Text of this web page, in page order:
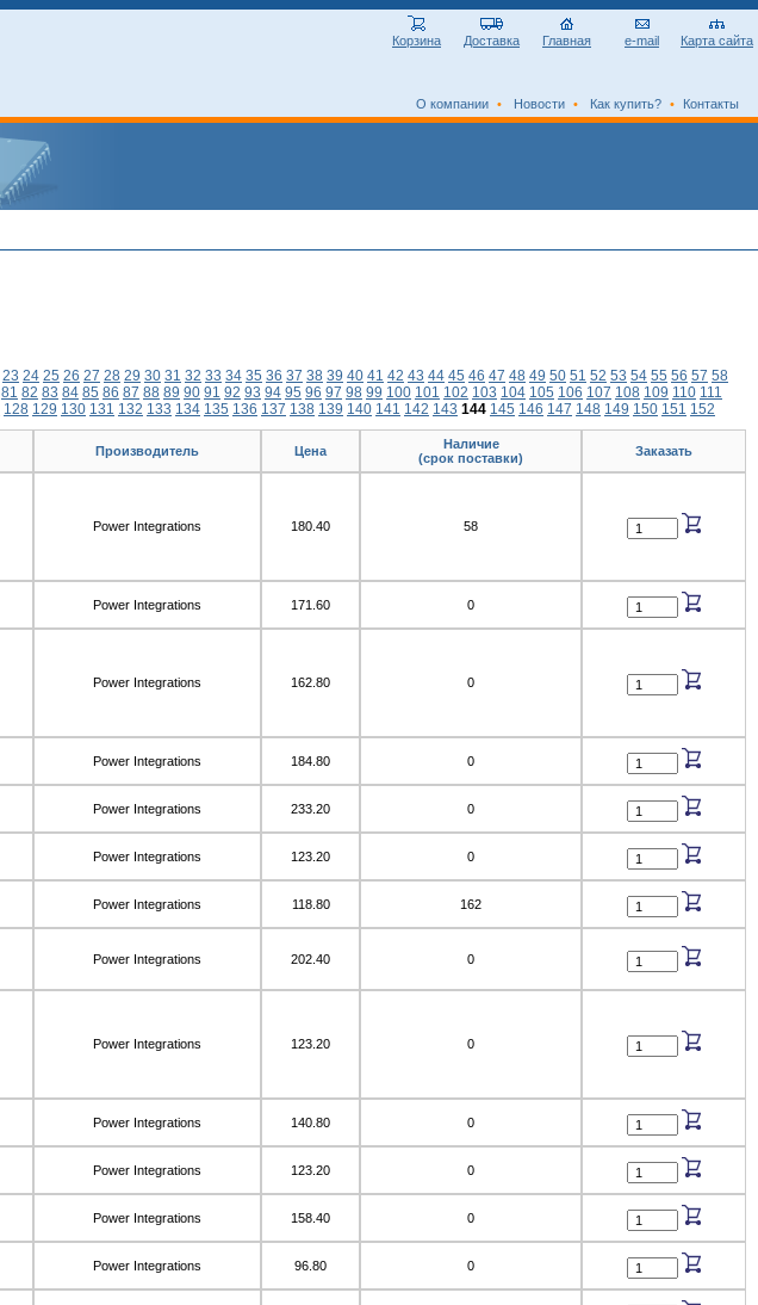
Корзина Доставка Главная e-mail Карта сайта
О компании • Новости • Как купить? • Контакты
23 24 25 26 27 28 29 30 31 32 33 34 35 36 37 38 39 40 41 42 43 44 45 46 47 48 49 50 51 52 53 54 55 56 57 58
81 82 83 84 85 86 87 88 89 90 91 92 93 94 95 96 97 98 99 100 101 102 103 104 105 106 107 108 109 110 111
128 129 130 131 132 133 134 135 136 137 138 139 140 141 142 143 144 145 146 147 148 149 150 151 152
Производитель Цена
Наличие
(срок поставки)
Заказать
Power Integrations 180.40 58
Power Integrations 171.60 0
Power Integrations 162.80 0
Power Integrations 184.80 0
Power Integrations 233.20 0
Power Integrations 123.20 0
Power Integrations 118.80 162
Power Integrations 202.40 0
Power Integrations 123.20 0
Power Integrations 140.80 0
Power Integrations 123.20 0
Power Integrations 158.40 0
Power Integrations 96.80 0